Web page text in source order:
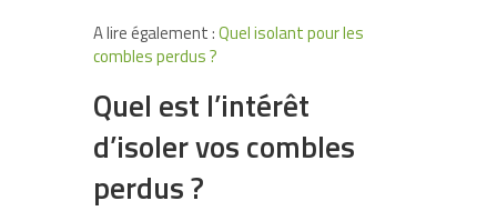
A lire également :Quel isolant pour les
combles perdus ?
Quel est l’intérêt
d’isoler vos combles
perdus ?